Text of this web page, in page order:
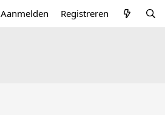
Aanmelden Registreren